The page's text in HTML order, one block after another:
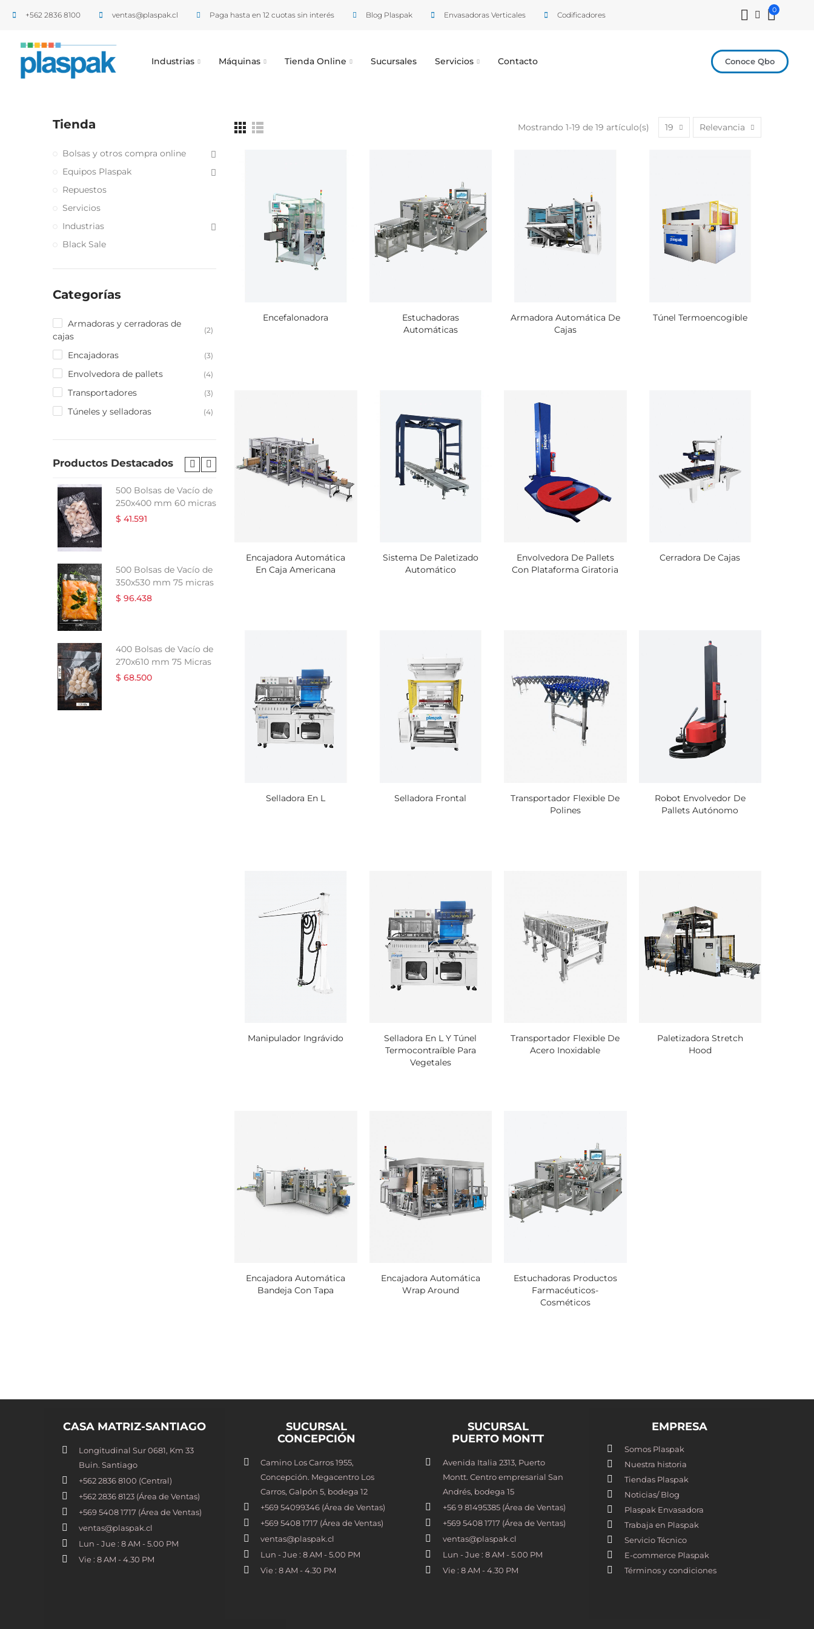
+562 2836 8100​ ventas@plaspak.cl Paga hasta en 12 cuotas sin interés Blog Plaspak Envasadoras Verticales Codificadores
0
Industrias Máquinas Tienda Online Sucursales Servicios Contacto Conoce Qbo
Mostrando 1-19 de 19 artículo(s) 19 Relevancia
Encefalonadora
Estuchadoras
Automáticas
Armadora Automática De
Cajas
Túnel Termoencogible
Encajadora Automática
En Caja Americana
Sistema De Paletizado
Automático
Envolvedora De Pallets
Con Plataforma Giratoria
Cerradora De Cajas
Selladora En L Selladora Frontal
Transportador Flexible De
Polines
Robot Envolvedor De
Pallets Autónomo
Manipulador Ingrávido
Selladora En L Y Túnel
Termocontraíble Para
Vegetales
Transportador Flexible De
Acero Inoxidable
Paletizadora Stretch
Hood
Encajadora Automática
Bandeja Con Tapa
Encajadora Automática
Wrap Around
Estuchadoras Productos
Farmacéuticos-
Cosméticos
Tienda
Bolsas y otros compra online
Equipos Plaspak
Repuestos
Servicios
Industrias
Black Sale
Categorías
Armadoras y cerradoras de
cajas
(2)
Encajadoras (3)
Envolvedora de pallets (4)
Transportadores (3)
Túneles y selladoras (4)
Productos Destacados
500 Bolsas de Vacío de
250x400 mm 60 micras
$ 41.591
500 Bolsas de Vacío de
350x530 mm 75 micras
$ 96.438
400 Bolsas de Vacío de
270x610 mm 75 Micras
$ 68.500
500 Bolsas de Vacío de
300x450 mm 75 micras
1000 Bolsas de Vacío de
$ 69.272
500 Bolsas de Vacío de
250x400 mm 60 micras
500 Bolsas de Vacío de
CASA MATRIZ-SANTIAGO
Longitudinal Sur 0681, Km 33
Buin. Santiago
+562 2836 8100​ (Central)
+562 2836 8123 (Área de Ventas)
+569 5408 1717 (Área de Ventas)
ventas@plaspak.cl
Lun - Jue : 8 AM - 5.00 PM
Vie : 8 AM - 4.30 PM
SUCURSAL
CONCEPCIÓN
Camino Los Carros 1955,
Concepción. Megacentro Los
Carros, Galpón 5, bodega 12
+569 54099346 (Área de Ventas)
+569 5408 1717 (Área de Ventas)
ventas@plaspak.cl
Lun - Jue : 8 AM - 5.00 PM
Vie : 8 AM - 4.30 PM
SUCURSAL
PUERTO MONTT
Avenida Italia 2313, Puerto
Montt. Centro empresarial San
Andrés, bodega 15
+56 9 81495385 (Área de Ventas)
+569 5408 1717 (Área de Ventas)
ventas@plaspak.cl
Lun - Jue : 8 AM - 5.00 PM
Vie : 8 AM - 4.30 PM
EMPRESA
Somos Plaspak
Nuestra historia
Tiendas Plaspak
Noticias/ Blog
Plaspak Envasadora
Trabaja en Plaspak
Servicio Técnico
E-commerce Plaspak
Términos y condiciones